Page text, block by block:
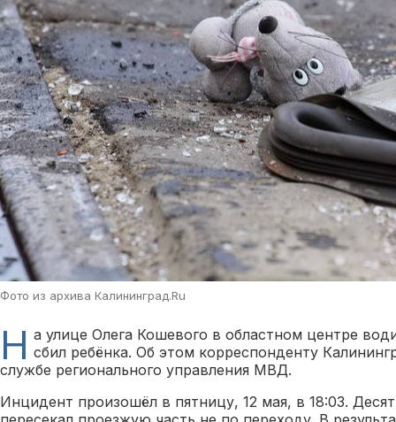
Фото из архива Калининград.Ru
Н а улице Олега Кошевого в областном центре
сбил ребёнка. Об этом корреспонденту
службе регионального управления МВД.
Инцидент произошёл в пятницу, 12 мая, в 18:03.